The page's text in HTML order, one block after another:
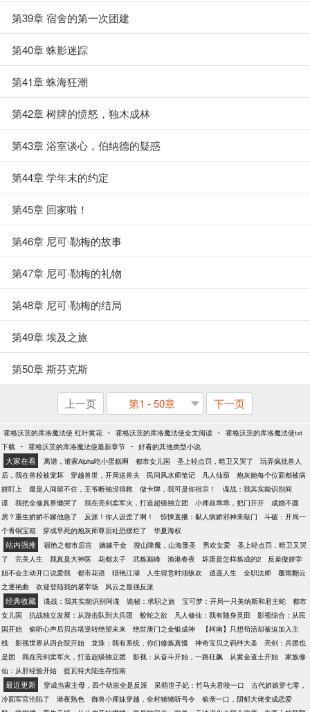
第39章 宿舍的第一次团建
第40章 蛛影迷踪
第41章 蛛海狂潮
第42章 树牌的愤怒，独木成林
第43章 浴室谈心，伯纳德的疑惑
第44章 学年末的约定
第45章 回家啦！
第46章 尼可·勒梅的故事
第47章 尼可·勒梅的礼物
第48章 尼可·勒梅的结局
第49章 埃及之旅
第50章 斯芬克斯
上一页 第1 - 50章 下一页
霍格沃茨的库洛魔法使 红叶黄花 - 霍格沃茨的库洛魔法使全文阅读 - 霍格沃茨的库洛魔法使txt
下载 - 霍格沃茨的库洛魔法使最新章节 - 好看的其他类型小说
大家在看 离谱，谁家Alpha吃小蛋糕啊 都市女儿国 圣上轻点罚，暗卫又哭了
玩弄疯批兽人
后，我在兽校被宠坏
穿越兽世，开局送兽夫 民间风水师笔记 凡人仙葫
炮灰她每个位面都被病
娇盯上
最是人间留不住，王爷断袖没得救 做卡牌，我可是你祖宗！
谍战：我其实能识别间
谍
我把全修真界懒哭了 我在亮剑卖军火，打造超级独立团 小师叔乖乖，把门开开
成婚不圆
房？重生娇娇不嫁他急了
反派！你人设歪了啊！ 惊悚直播：黏人病娇邪神来敲门
斗破：开局一
个青铜宝箱
穿成早死的炮灰师尊后社恐摆烂了 华夏海权
站内强推 福艳之都市后宫 嫡嫁千金 搜山降魔，山海显圣 男欢女爱
圣上轻点罚，暗卫又哭
了
完美人生 我真是大神医 花都太子 武炼巅峰 渔港春夜 坏蛋是怎样炼成的2
反差傲娇学
姐不会主动开口说爱我
都市花语 猎艳江湖 人生得意时须纵欢 逍遥人生 全职法师
覆雨翻云
之逐艳曲
欢迎登陆我的屠宰场 风云之最强反派
经典收藏 谍战：我其实能识别间谍 诡秘：求职之旅 宝可梦：开局一只美纳斯和君主蛇
都市
女儿国
抗战独立发展：从游击队到大兵团 蛟蛇之欲 凡人修仙：我有随身灵田
影视综合：从民
国开始
偷听心声后贝吉塔逆转绝望未来 绝世唐门之金银成神
【柯南】只想苟活却被迫加入主
线
影视世界从四合院开始 龙珠：我有系统，你们修炼真慢 神奇宝贝之羁绊大圣
亮剑：兵团也
是团
我在亮剑卖军火，打造超级独立团 影视：从奋斗开始，一路狂飙 从黄金道士开始
家族修
仙：从肝经验开始
提瓦特大陆生存指南
最近更新 穿成当家主母，四个幼崽全是反派 呆萌世子妃：竹马夫君咬一口
古代娇娘穿七零，
冷面军官沦陷了
港夜熟色 御兽小师妹穿越，全村猪猪听号令
偷亲一口，阴郁大佬变成恋爱